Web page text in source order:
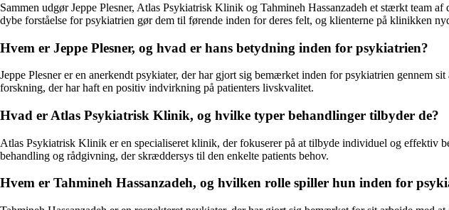
Sammen udgør Jeppe Plesner, Atlas Psykiatrisk Klinik og Tahmineh Hassanzadeh et stærkt team
dybe forståelse for psykiatrien gør dem til førende inden for deres felt, og klienterne på klinikken
Hvem er Jeppe Plesner, og hvad er hans betydning inden for psykiatrien?
Jeppe Plesner er en anerkendt psykiater, der har gjort sig bemærket inden for psykiatrien gennem
forskning, der har haft en positiv indvirkning på patienters livskvalitet.
Hvad er Atlas Psykiatrisk Klinik, og hvilke typer behandlinger tilbyder de?
Atlas Psykiatrisk Klinik er en specialiseret klinik, der fokuserer på at tilbyde individuel og effektiv
behandling og rådgivning, der skræddersys til den enkelte patients behov.
Hvem er Tahmineh Hassanzadeh, og hvilken rolle spiller hun inden for